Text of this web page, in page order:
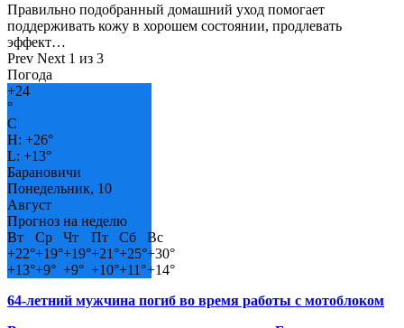
Правильно подобранный домашний уход помогает
поддерживать кожу в хорошем состоянии, продлевать
эффект…
Prev Next 1 из 3
Погода
+24
°
C
H: +26°
L: +13°
Барановичи
Понедельник, 10
Август
Прогноз на неделю
Вт
Ср Чт Пт Сб
Вс
+22°+19°+19°+21°+25°+30°
+13°+9° +9° +10°+11°+14°
64-летний мужчина погиб во время работы с мотоблоком